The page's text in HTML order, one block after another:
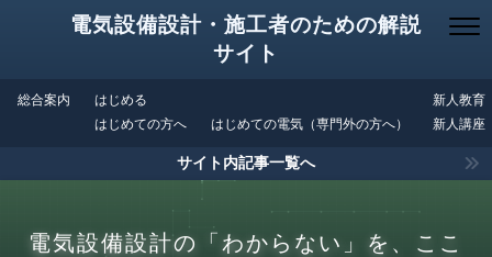
電気設備設計・施工者のための解説
サイト
総合案内
はじめる
はじめての方へ
はじめての電気（専門外の方へ）
新人教育
新人講座
サイト内記事一覧へ
電気設備設計の「わからない」を、ここ